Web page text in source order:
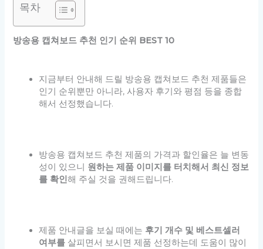
목차
방송용 캡쳐보드 추천 인기 순위 BEST 10
지금부터 안내해 드릴 방송용 캡쳐보드 추천 제품들은
인기 순위뿐만 아니라, 사용자 후기와 평점 등을 종합
해서 선정했습니다.
방송용 캡쳐보드 추천 제품의 가격과 할인율은 늘 변동
성이 있으니 원하는 제품 이미지를 터치해서 최신 정보
를 확인해 주실 것을 권해드립니다.
제품 안내글을 보실 때에는 후기 개수 및 베스트셀러
여부를 살피면서 보시면 제품 선정하는데 도움이 많이